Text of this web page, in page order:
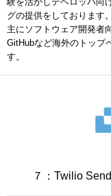
グの提供をしております。
主にソフトウェア開発者
GitHubなど海外のトップ
す。
７：Twilio